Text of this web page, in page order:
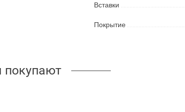
Вставки
Покрытие
покупают